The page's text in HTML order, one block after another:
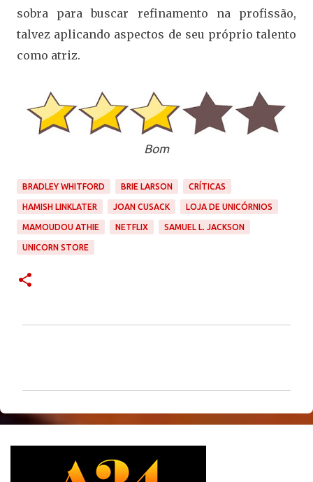
sobra para buscar refinamento na profissão,
talvez aplicando aspectos de seu próprio talento
como atriz.
Bom
BRADLEY WHITFORD BRIE LARSON CRÍTICAS
HAMISH LINKLATER JOAN CUSACK LOJA DE UNICÓRNIOS
MAMOUDOU ATHIE NETFLIX SAMUEL L. JACKSON
UNICORN STORE
n
t